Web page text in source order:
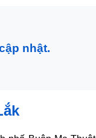
nhật.